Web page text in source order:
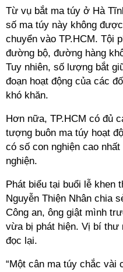
Từ vụ bắt ma túy ở Hà
số ma túy này không
chuyển vào TP.HCM. Tội
đường bộ, đường hàng
Tuy nhiên, số lượng bắt
đoạn hoạt động của các
khó khăn.
Hơn nữa, TP.HCM có đủ
tượng buôn ma túy hoạt
có số con nghiện cao
nghiện.
Phát biểu tại buổi lễ khen
Nguyễn Thiện Nhân chia
Công an, ông giật mình
vừa bị phát hiện. Vị bí thư
đọc lại.
“Một cân ma túy chắc